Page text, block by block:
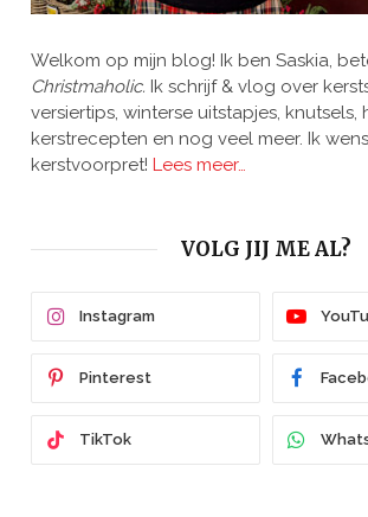
Welkom op mijn blog! Ik ben Saskia,
Christmaholic. Ik schrijf & vlog over
versiertips, winterse uitstapjes, knutsels,
kerstrecepten en nog veel meer. Ik
kerstvoorpret! Lees meer…
VOLG JIJ ME AL?
Instagram
Pinterest
TikTok